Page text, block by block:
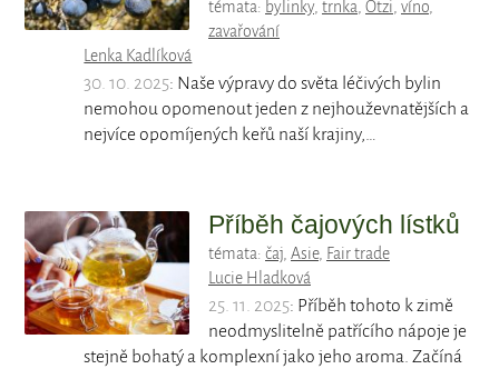
témata: bylinky, trnka, Ötzi, víno,
zavařování
Lenka Kadlíková
30. 10. 2025: Naše výpravy do světa léčivých bylin
nemohou opomenout jeden z nejhouževnatějších a
nejvíce opomíjených keřů naší krajiny,…
Příběh čajových lístků
témata: čaj, Asie, Fair trade
Lucie Hladková
25. 11. 2025: Příběh tohoto k zimě
neodmyslitelně patřícího nápoje je
stejně bohatý a komplexní jako jeho aroma. Začíná